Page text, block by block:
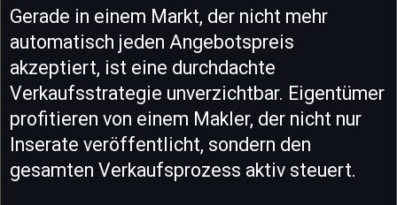
Gerade in einem Markt, der nicht mehr
automatisch jeden Angebotspreis
akzeptiert, ist eine durchdachte
Verkaufsstrategie unverzichtbar. Eigentümer
profitieren von einem Makler, der nicht nur
Inserate veröffentlicht, sondern den
gesamten Verkaufsprozess aktiv steuert.